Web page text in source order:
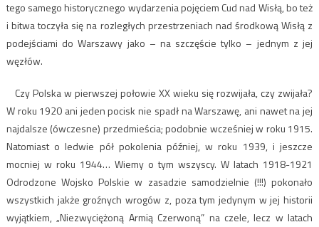
tego samego historycznego wydarzenia pojęciem Cud nad Wisłą, bo też
i bitwa toczyła się na rozległych przestrzeniach nad środkową Wisłą z
podejściami do Warszawy jako – na szczęście tylko – jednym z jej
węzłów.
Czy Polska w pierwszej połowie XX wieku się rozwijała, czy zwijała?
W roku 1920 ani jeden pocisk nie spadł na Warszawę, ani nawet na jej
najdalsze (ówczesne) przedmieścia; podobnie wcześniej w roku 1915.
Natomiast o ledwie pół pokolenia później, w roku 1939, i jeszcze
mocniej w roku 1944… Wiemy o tym wszyscy. W latach 1918-1921
Odrodzone Wojsko Polskie w zasadzie samodzielnie (!!!) pokonało
wszystkich jakże groźnych wrogów z, poza tym jedynym w jej historii
wyjątkiem, „Niezwyciężoną Armią Czerwoną” na czele, lecz w latach